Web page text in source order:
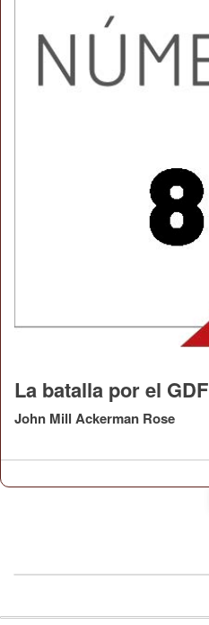
La batalla por el GDF
John Mill Ackerman Rose